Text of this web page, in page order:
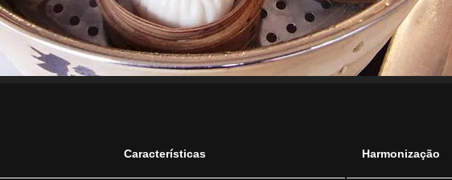
Características Harmonização